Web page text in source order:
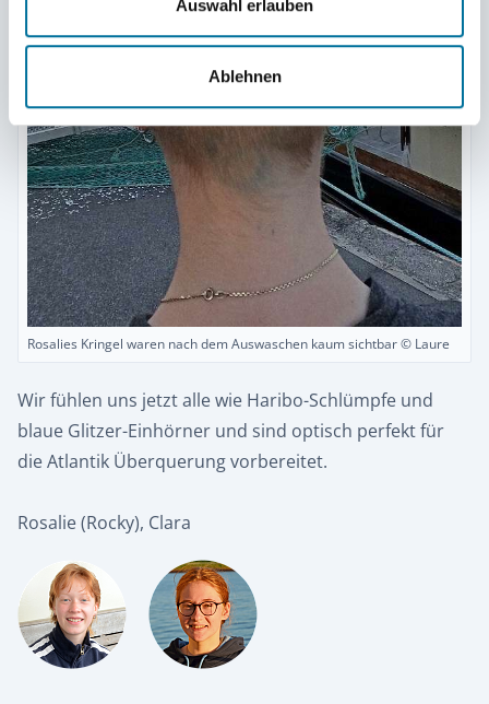
Auswahl erlauben
Ablehnen
Rosalies Kringel waren nach dem Auswaschen kaum sichtbar © Laure
Wir fühlen uns jetzt alle wie Haribo-Schlümpfe und
blaue Glitzer-Einhörner und sind optisch perfekt für
die Atlantik Überquerung vorbereitet.
Rosalie (Rocky), Clara